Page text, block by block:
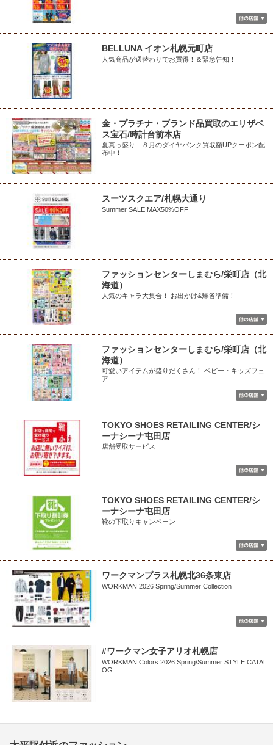
BELLUNA イオン札幌元町店
人気商品が週替わりでお買得！＆緊急告知！
金・プラチナ・ブランド品買取のエリザベ
ス宝石/時計台前本店
夏真っ盛り ８月のダイヤバンク買取額UPクーポン配
布中！
スーツスクエア/札幌大通り
Summer SALE MAX50%OFF
ファッションセンターしまむら/栄町店（北
海道）
人気のキャラ大集合！ お出かけ&帰省準備！
ファッションセンターしまむら/栄町店（北
海道）
可愛いアイテムが盛りだくさん！ ベビー・キッズフェ
ア
TOKYO SHOES RETAILING CENTER/シ
ーナシーナ屯田店
店舗受取サービス
TOKYO SHOES RETAILING CENTER/シ
ーナシーナ屯田店
靴の下取りキャンペーン
ワークマンプラス札幌北36条東店
WORKMAN 2026 Spring/Summer Collection
#ワークマン女子アリオ札幌店
WORKMAN Colors 2026 Spring/Summer STYLE CATAL
OG